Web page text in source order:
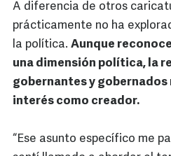
A diferencia de otros
prácticamente no ha
la política. Aunque
una dimensión política, la
gobernantes y gobernados
interés como creador.
“Ese asunto específico me